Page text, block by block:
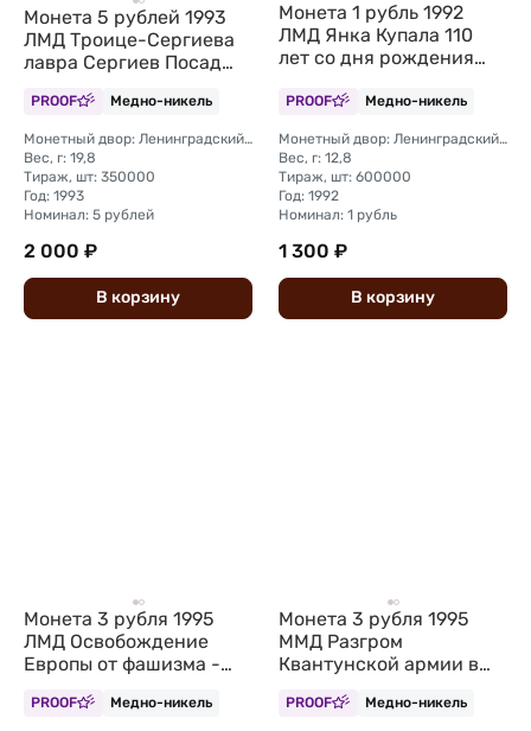
Монета 5 рублей 1993
ЛМД Троице-Сергиева
лавра Сергиев Посад
PROOF Медно-никель
Монетный двор: Ленинградский (ЛМД)
Вес, г: 19,8
Тираж, шт: 350000
Год: 1993
Номинал: 5 рублей
2 000 ₽
В корзину
Монета 1 рубль 1992
ЛМД Янка Купала 110
лет со дня рождения
PROOF Медно-никель
Монетный двор: Ленинградский (ЛМД)
Вес, г: 12,8
Тираж, шт: 600000
Год: 1992
Номинал: 1 рубль
1 300 ₽
В корзину
Монета 3 рубля 1995
ЛМД Освобождение
Европы от фашизма -
PROOF Медно-никель
Монета 3 рубля 1995
ММД Разгром
Квантунской армии в
PROOF Медно-никель